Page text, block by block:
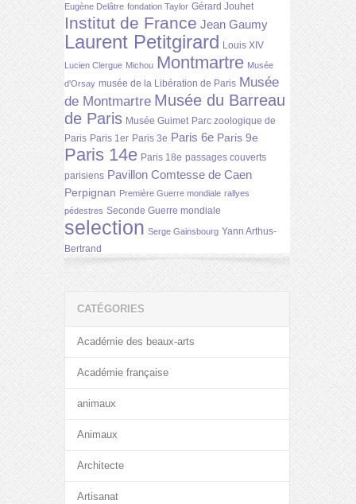
Eugène Delâtre fondation Taylor Gérard Jouhet
Institut de France Jean Gaumy
Laurent Petitgirard Louis XIV
Lucien Clergue Michou Montmartre Musée
d'Orsay musée de la Libération de Paris Musée
de Montmartre Musée du Barreau
de Paris Musée Guimet Parc zoologique de
Paris Paris 1er Paris 3e Paris 6e Paris 9e
Paris 14e Paris 18e passages couverts
parisiens Pavillon Comtesse de Caen
Perpignan Première Guerre mondiale rallyes
pédestres Seconde Guerre mondiale
selection Serge Gainsbourg Yann Arthus-
Bertrand
CATÉGORIES
Académie des beaux-arts
Académie française
animaux
Animaux
Architecte
Artisanat